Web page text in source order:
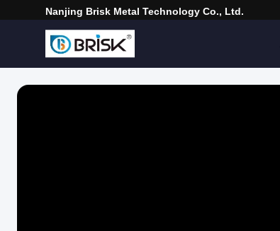
Nanjing Brisk Metal Technology Co., Ltd.